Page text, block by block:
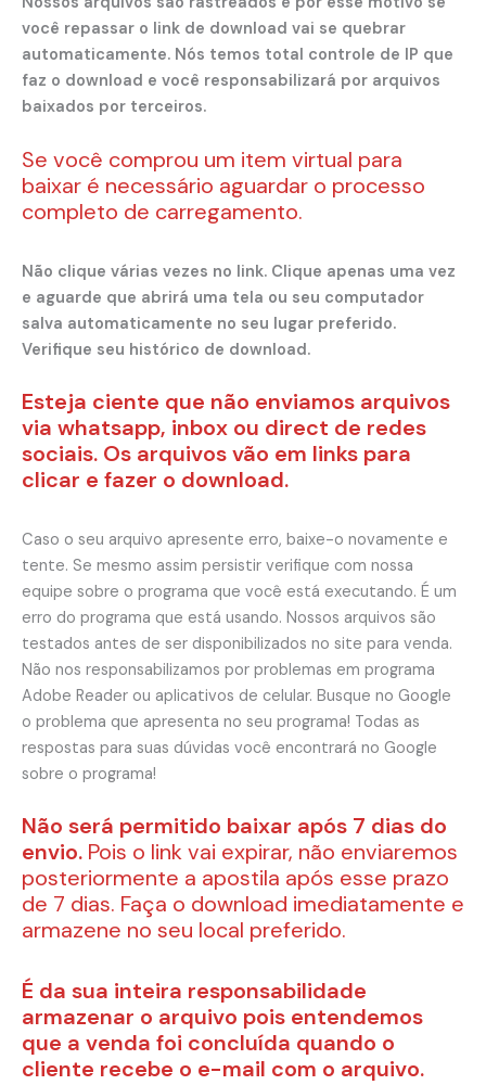
você repassar o link de download vai se quebrar
automaticamente. Nós temos total controle de IP que
faz o download e você responsabilizará por arquivos
baixados por terceiros.
Se você comprou um item virtual para
baixar é necessário aguardar o processo
completo de carregamento.
Não clique várias vezes no link. Clique apenas uma vez
e aguarde que abrirá uma tela ou seu computador
salva automaticamente no seu lugar preferido.
Verifique seu histórico de download.
Esteja ciente que não enviamos arquivos
via whatsapp, inbox ou direct de redes
sociais. Os arquivos vão em links para
clicar e fazer o download.
Caso o seu arquivo apresente erro, baixe-o novamente e
tente. Se mesmo assim persistir verifique com nossa
equipe sobre o programa que você está executando. É um
erro do programa que está usando. Nossos arquivos são
testados antes de ser disponibilizados no site para venda.
Não nos responsabilizamos por problemas em programa
Adobe Reader ou aplicativos de celular. Busque no Google
o problema que apresenta no seu programa! Todas as
respostas para suas dúvidas você encontrará no Google
sobre o programa!
Não será permitido baixar após 7 dias do
envio. Pois o link vai expirar, não enviaremos
posteriormente a apostila após esse prazo
de 7 dias. Faça o download imediatamente e
armazene no seu local preferido.
É da sua inteira responsabilidade
armazenar o arquivo pois entendemos
que a venda foi concluída quando o
cliente recebe o e-mail com o arquivo.